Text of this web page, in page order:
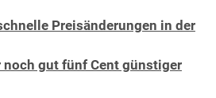
Preisänderungen in der
noch gut fünf Cent günstiger